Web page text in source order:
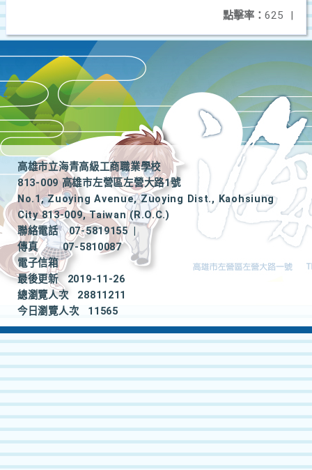
點擊率： 625 |
高雄市立海青高級工商職業學校
813-009 高雄市左營區左營大路1號
No.1, Zuoying Avenue, Zuoying Dist., Kaohsiung
City 813-009, Taiwan (R.O.C.)
聯絡電話
07-5819155
|
傳真
07-5810087
電子信箱
最後更新
2019-11-26
總瀏覽人次
28811211
今日瀏覽人次
11565